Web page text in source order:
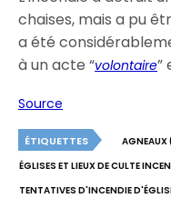
chaises, mais a pu
a été
à un acte “volontaire”
Source
ÉTIQUETTES
AGNEAUX
ÉGLISES ET LIEUX DE CULTE
TENTATIVES D'INCENDIE